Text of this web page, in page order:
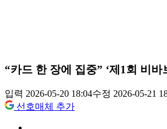
“카드 한 장에 집중” ‘제1회 비
입력 2026-05-20 18:04수정 2026-05-21
선호매체 추가